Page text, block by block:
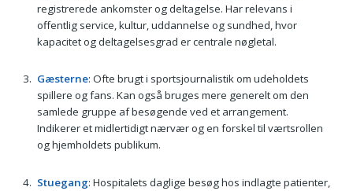
registrerede ankomster og deltagelse. Har relevans i
offentlig service, kultur, uddannelse og sundhed, hvor
kapacitet og deltagelsesgrad er centrale nøgletal.
Gæsterne: Ofte brugt i sportsjournalistik om udeholdets
spillere og fans. Kan også bruges mere generelt om den
samlede gruppe af besøgende ved et arrangement.
Indikerer et midlertidigt nærvær og en forskel til værtsrollen
og hjemholdets publikum.
Stuegang: Hospitalets daglige besøg hos indlagte patienter,